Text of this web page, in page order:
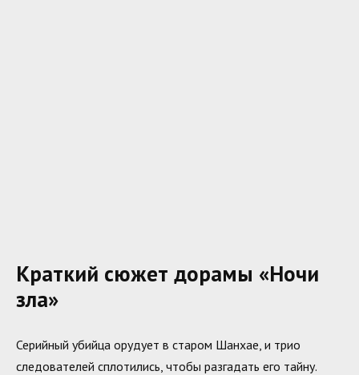
Краткий сюжет дорамы «Ночи
зла»
Серийный убийца орудует в старом Шанхае, и трио
следователей сплотились, чтобы разгадать его тайну.